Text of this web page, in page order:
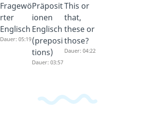
Fragewö
rter
Englisch
Dauer: 05:19
Präposit
ionen
Englisch
(preposi
tions)
Dauer: 03:57
This or
that,
these or
those?
Dauer: 04:22